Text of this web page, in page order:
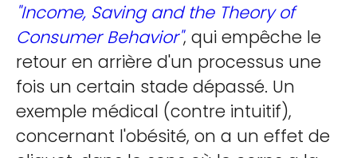
"Income, Saving and the Theory of
Consumer Behavior", qui empêche le
retour en arrière d'un processus une
fois un certain stade dépassé. Un
exemple médical (contre intuitif),
concernant l'obésité, on a un effet de